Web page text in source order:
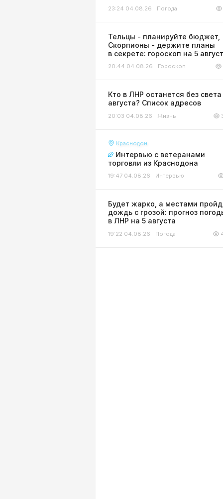
23:24 04.08.26 Погода
Тельцы - планируйте бюджет,
Скорпионы - держите планы
в секрете: гороскоп на 5
20:44 04.08.26 Гороскоп
Кто в ЛНР останется без света
августа? Список адресов
20:03 04.08.26 Жизнь
Краснодон
Интервью с ветеранами
торговли из Краснодона
19:47 04.08.26 Интервью
Будет жарко, а местами
дождь с грозой: прогноз
в ЛНР на 5 августа
19:22 04.08.26 Погода